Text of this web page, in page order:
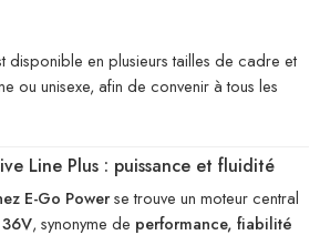
disponible en plusieurs tailles de cadre et
ou unisexe, afin de convenir à tous les
Line Plus : puissance et fluidité
E-Go Powerse trouve un moteur central
, synonyme de performance, fiabilité